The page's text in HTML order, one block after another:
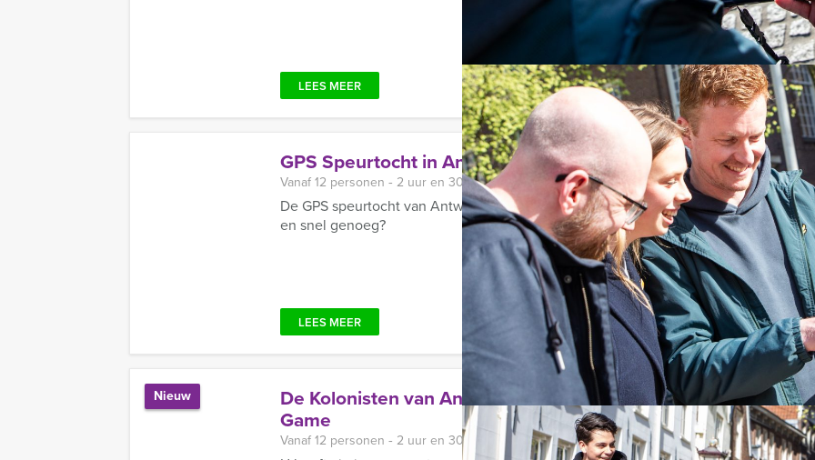
LEES MEER
GPS Speurtocht in Antwerpen
Vanaf 12 personen ‐ 2 uur en 30 minuten
De GPS speurtocht van Antwerpen Excursies laat u de stad grondig verkennen.
en snel genoeg?
LEES MEER
De Kolonisten van Antwerpen – Tablet City
Game
Nieuw
Vanaf 12 personen ‐ 2 uur en 30 minuten